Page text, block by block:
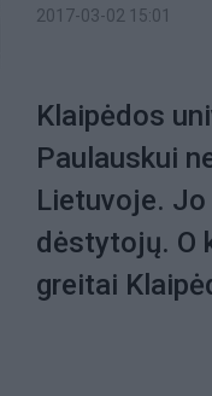
2017-03-02 15:01
Klaipėdos
Paulauskui
Lietuvoje.
dėstytojų. O
greitai